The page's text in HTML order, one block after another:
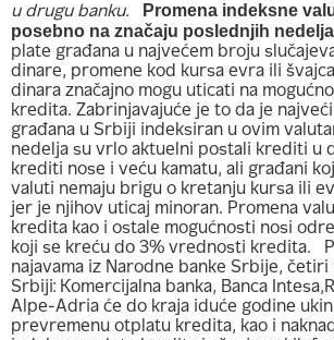
u drugu banku.
Promena indeksne
posebno na značaju poslednjih
plate građana u najvećem broju
dinare, promene kod kursa evra ili
dinara značajno mogu uticati na
kredita. Zabrinjavajuće je to da je
građana u Srbiji indeksiran u ovim
nedelja su vrlo aktuelni postali krediti u
krediti nose i veću kamatu, ali građani
valuti nemaju brigu o kretanju kursa ili
jer je njihov uticaj minoran. Promena
kredita kao i ostale mogućnosti nosi
koji se kreću do 3% vrednosti kredita.
najavama iz Narodne banke Srbije, četiri
Srbiji: Komercijalna banka, Banca
Alpe-Adria će do kraja iduće godine
prevremenu otplatu kredita, kao i